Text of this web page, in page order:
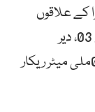
کے علاقوں
پشاور،پاراچنار میں 25،چراٹمیں 08، دیرزیریں 03، دیر
بالا02،چترال، میرکھانی 03 اور دروش میں 02ملی میٹر ریکار